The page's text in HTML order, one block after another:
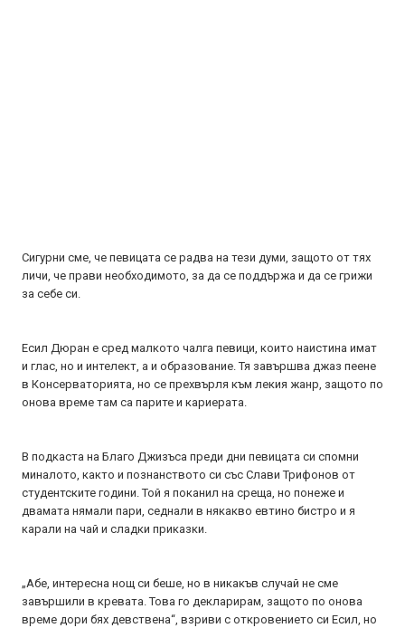
Сигурни сме, че певицата се радва на тези думи, защото от тях
личи, че прави необходимото, за да се поддържа и да се грижи
за себе си.
Есил Дюран е сред малкото чалга певици, които наистина имат
и глас, но и интелект, а и образование. Тя завършва джаз пеене
в Консерваторията, но се прехвърля към лекия жанр, защото по
онова време там са парите и кариерата.
В подкаста на Благо Джизъса преди дни певицата си спомни
миналото, както и познанството си със Слави Трифонов от
студентските години. Той я поканил на среща, но понеже и
двамата нямали пари, седнали в някакво евтино бистро и я
карали на чай и сладки приказки.
„Абе, интересна нощ си беше, но в никакъв случай не сме
завършили в кревата. Това го декларирам, защото по онова
време дори бях девствена“, взриви с откровението си Есил, но